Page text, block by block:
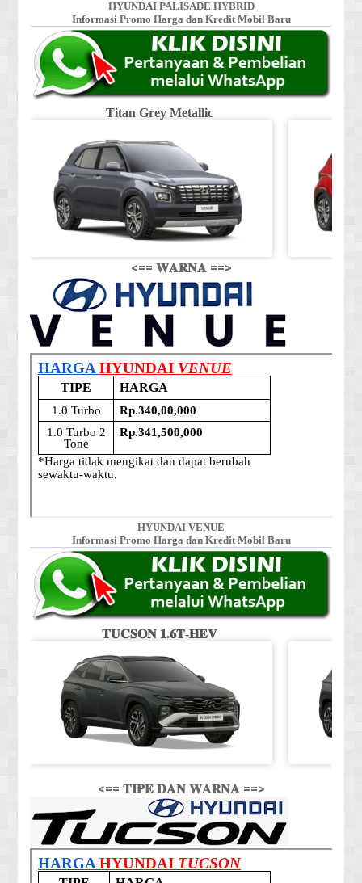
HYUNDAI PALISADE HYBRID
Informasi Promo Harga dan Kredit Mobil Baru
Titan Grey Metallic
<== 𝐖𝐀𝐑𝐍𝐀 ==>
HYUNDAI VENUE
Informasi Promo Harga dan Kredit Mobil Baru
𝐓𝐔𝐂𝐒𝐎𝐍 𝟏.𝟔𝐓-𝐇𝐄𝐕
<== 𝐓𝐈𝐏𝐄 𝐃𝐀𝐍 𝐖𝐀𝐑𝐍𝐀 ==>